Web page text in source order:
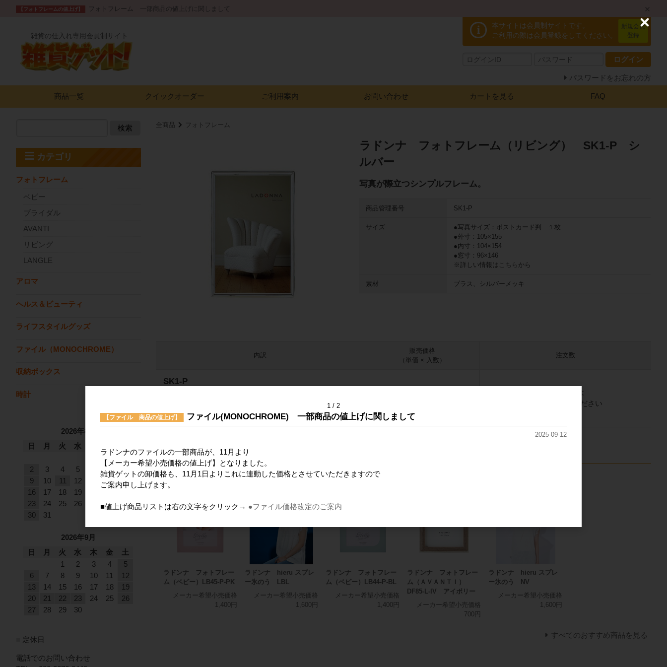
【フォトフレームの値上げ】 フォトフレーム 一部商品の値上げに関しまして
雑貨の仕入れ専用会員制サイト i
本サイトは会員制サイトです。
ご利用の際は会員登録をしてください。
新規会員
登録
ログイン
パスワードをお忘れの方
商品一覧 クイック オーダー ご利用案内 お問い合わせ カートを見る FAQ
全商品 フォトフレーム
ラドンナ フォトフレーム（リビング） SK1-P シ
ルバー
写真が際立つシンプルフレーム。
商品管理番号 SK1-P
サイズ
●写真サイズ：ポストカード判 １枚
●外寸：105×155
●内寸：104×154
●窓寸：96×146
※詳しい情報は こちら から
素材 ブラス、シルバーメッキ
内訳
販売価格
（単価 × 入数）
注文数
SK1-P
メーカー希望小売価格
1,000円
ご注文には
してください
おすすめ商品
ラドンナ フォトフレー
ム（ベビー）LB45-P-PK
メーカー希望小売価格
1,400円
ラドンナ hieru スプレ
ー氷のう LBL
メーカー希望小売価格
1,600円
ラドンナ フォトフレー
ム（ベビー）LB44-P-BL
メーカー希望小売価格
1,400円
ラドンナ フォトフレー
ム（ＡＶＡＮＴＩ）
DF85-L-IV アイボリー
メーカー希望小売価格
700円
ラドンナ hieru スプレ
ー氷のう NV
メーカー希望小売価格
1,600円
すべてのおすすめ商品を見る
検索
カテゴリ
フォトフレーム
ベビー
ブライダル
AVANTI
リビング
LANGLE
アロマ
ヘルス＆ビューティ
ライフスタイルグッズ
ファイル（MONOCHROME）
収納ボックス
時計
2026年8月
日
月 火 水
1
2
3 4 5 7
8
9
10 11 12 14
15
16
17 18 19
23
24 25 26 28
29
30
31
2026年9月
日
月 火 水 木 金
土
1
2 3 4
5
6
7 8 9 10 11
12
13
14 15 16 17 18
19
20
21 22 23 24 25
26
27
28 29 30
定休日
電話でのお問い合わせ
1 2
【ファイル 商品の値上げ】 ファイル(MONOCHROME) 一部商品の値上げに関しまして
2025-09-12
ラドンナのファイルの一部商品が、11月より
【メーカー希望小売価格の値上げ】となりました。
雑貨ゲットの卸価格も、11月1日よりこれに連動した価格とさせていただきますので
ご案内申し上げます。
■値上げ商品リストは右の文字をクリック→ ●ファイル価格改定のご案内
C
s